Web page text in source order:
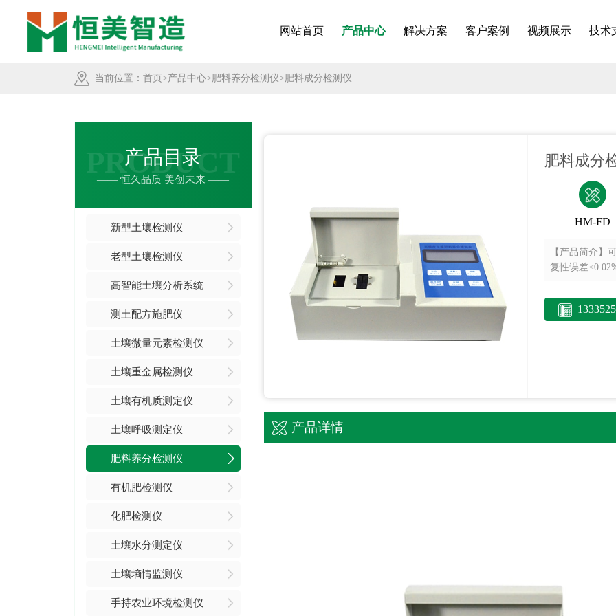
网站首页 产品中心 解决方案 客户案例 视频展示 技术
当前位置： 首页 >产品中心> 肥料养分检测仪>肥料成分检测仪
产品目录
PRODUCT
—— 恒久品质 美创未来 ——
新型土壤检测仪
老型土壤检测仪
高智能土壤分析系统
测土配方施肥仪
土壤微量元素检测仪
土壤重金属检测仪
土壤有机质测定仪
土壤呼吸测定仪
肥料养分检测仪
有机肥检测仪
化肥检测仪
土壤水分测定仪
土壤墒情监测仪
手持农业环境检测仪
肥料成分
HM-FD
【产品简介】
复性误差
产品详情